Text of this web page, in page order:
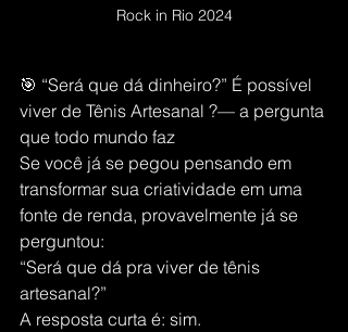
Rock in Rio 2024
🎯 “Será que dá dinheiro?” É possível
viver de Tênis Artesanal ?— a pergunta
que todo mundo faz
Se você já se pegou pensando em
transformar sua criatividade em uma
fonte de renda, provavelmente já se
perguntou:
“Será que dá pra viver de tênis
artesanal?”
A resposta curta é: sim.